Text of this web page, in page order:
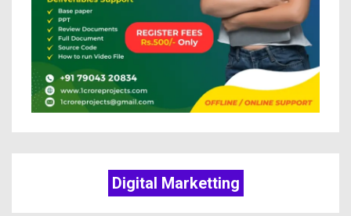
Digital Marketting